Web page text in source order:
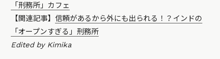
「刑務所」カフェ
【関連記事】信頼があるから外にも出られる！？インドの
「オープンすぎる」刑務所
Edited by Kimika